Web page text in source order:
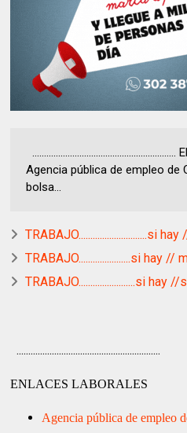
Agencia pública de empleo de
bolsa...
TRABAJO.............................si
TRABAJO......................si hay
TRABAJO........................si
.............................................................
ENLACES LABORALES
Agencia pública de empleo